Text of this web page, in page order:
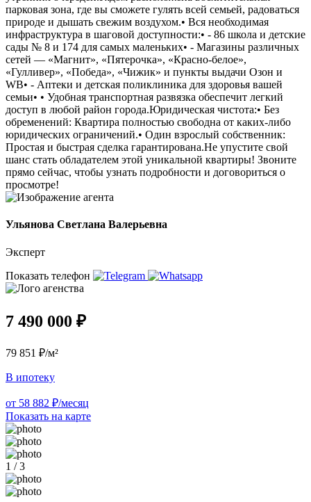
парковая зона, где вы сможете гулять всей семьей, радоваться
природе и дышать свежим воздухом.• Вся необходимая
инфраструктура в шаговой доступности:• - 86 школа и детские
сады № 8 и 174 для самых маленьких• - Магазины различных
сетей — «Магнит», «Пятерочка», «Красно-белое»,
«Гулливер», «Победа», «Чижик» и пункты выдачи Озон и
WB• - Аптеки и детская поликлиника для здоровья вашей
семьи• • Удобная транспортная развязка обеспечит легкий
доступ в любой район города.Юридическая чистота:• Без
обременений: Квартира полностью свободна от каких-либо
юридических ограничений.• Один взрослый собственник:
Простая и быстрая сделка гарантирована.Не упустите свой
шанс стать обладателем этой уникальной квартиры! Звоните
прямо сейчас, чтобы узнать подробности и договориться о
просмотре!
Ульянова Светлана Валерьевна
Эксперт
Показать телефон
7 490 000 ₽
79 851 ₽/м²
В ипотеку
от 58 882 ₽/месяц
Показать на карте
1 / 3